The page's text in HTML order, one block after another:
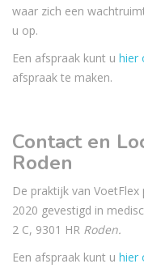
waar zich een
u op.
Een afspraak kunt u hier
afspraak te maken.
Contact en
Roden
De praktijk van
2020 gevestigd in
2 C, 9301 HR Roden.
Een afspraak kunt u hier